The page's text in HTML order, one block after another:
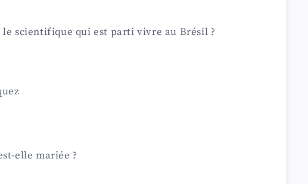
le scientifique qui est parti vivre au Brésil ?
elle mariée ?